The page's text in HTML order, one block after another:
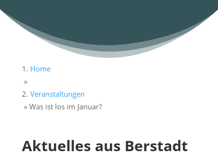
Home
»
Veranstaltungen
» Was ist los im Januar?
Aktuelles aus Berstadt